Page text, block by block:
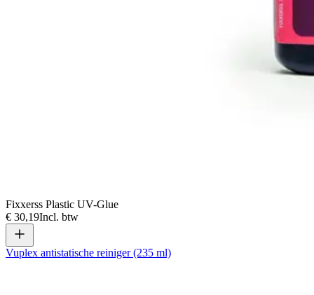
Fixxerss Plastic UV-Glue
€ 30,19Incl. btw
Vuplex antistatische reiniger (235 ml)